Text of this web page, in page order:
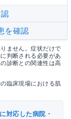
を確認
ません。症状だけで
判断される必要があ
診断との関連性は高
臨床現場における肌
対応した病院・